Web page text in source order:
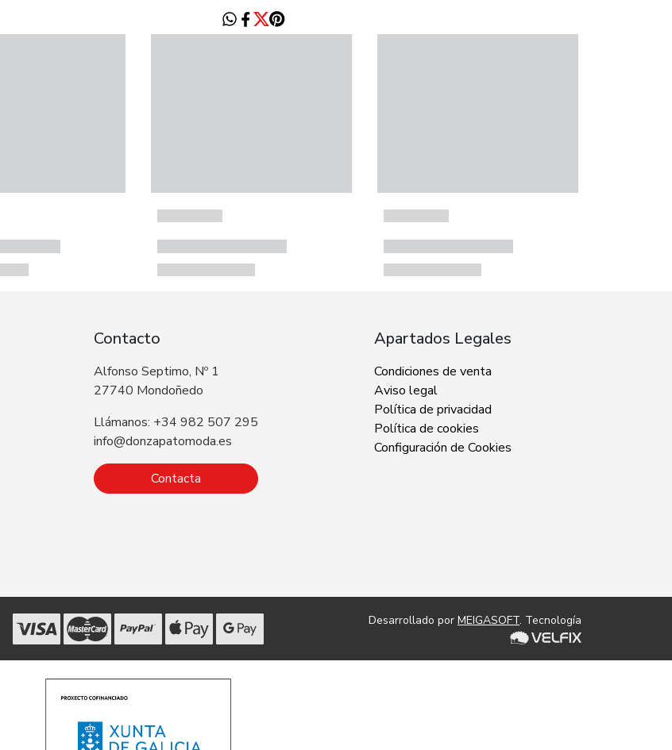
Contacto
Alfonso Septimo, Nº 1
27740 Mondoñedo
Llámanos: +34 982 507 295
info@donzapatomoda.es
Contacta
Apartados Legales
Condiciones de venta
Aviso legal
Política de privacidad
Política de cookies
Configuración de Cookies
Desarrollado por MEIGASOFT. Tecnología